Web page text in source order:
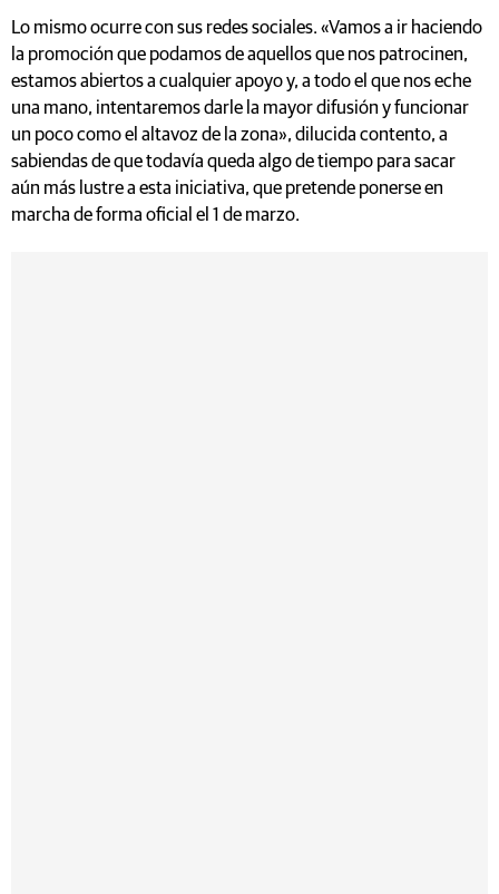
Lo mismo ocurre con sus redes sociales. «Vamos a ir haciendo
la promoción que podamos de aquellos que nos patrocinen,
estamos abiertos a cualquier apoyo y, a todo el que nos eche
una mano, intentaremos darle la mayor difusión y funcionar
un poco como el altavoz de la zona», dilucida contento, a
sabiendas de que todavía queda algo de tiempo para sacar
aún más lustre a esta iniciativa, que pretende ponerse en
marcha de forma oficial el 1 de marzo.